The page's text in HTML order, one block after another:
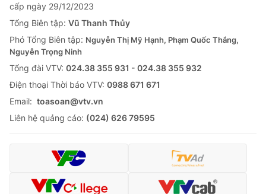
cấp ngày 29/12/2023
Tổng Biên tập: Vũ Thanh Thủy
Phó Tổng Biên tập: Nguyễn Thị Mỹ Hạnh, Phạm Quốc Thắng,
Nguyễn Trọng Ninh
Tổng đài VTV: 024.38 355 931 - 024.38 355 932
Ðiện thoại Thời báo VTV: 0988 671 671
Email: toasoan@vtv.vn
Liên hệ quảng cáo: (024) 626 79595